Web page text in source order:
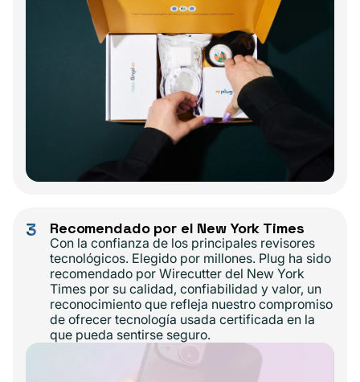
3 Recomendado por el New York Times
Con la confianza de los principales revisores
tecnológicos. Elegido por millones. Plug ha sido
recomendado por Wirecutter del New York
Times por su calidad, confiabilidad y valor, un
reconocimiento que refleja nuestro compromiso
de ofrecer tecnología usada certificada en la
que pueda sentirse seguro.